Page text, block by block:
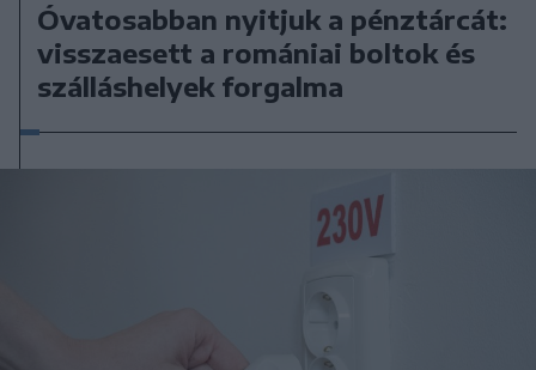
Óvatosabban nyitjuk a pénztárcát:
visszaesett a romániai boltok és
szálláshelyek forgalma